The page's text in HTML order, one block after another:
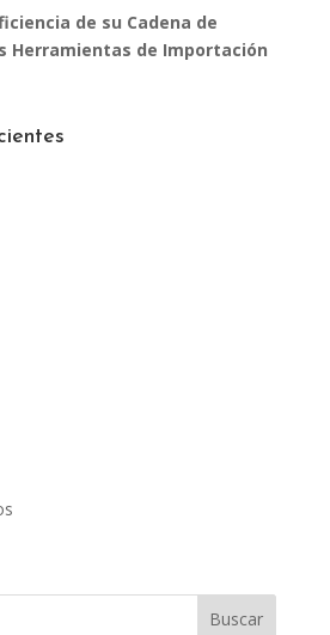
de su Cadena de
Herramientas de Importación